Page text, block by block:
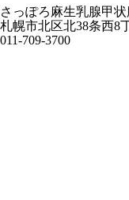
さっぽろ麻生乳腺甲
札幌市北区北38条西8
011-709-3700